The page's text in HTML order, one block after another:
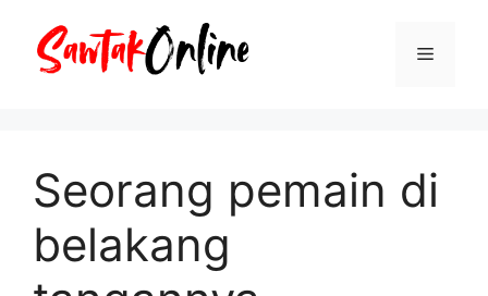
Menu
Seorang pemain di
belakang